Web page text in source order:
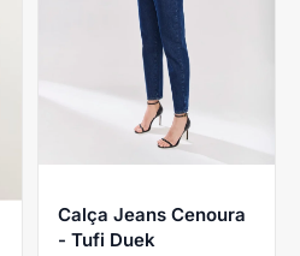
Calça Jeans Cenoura
- Tufi Duek